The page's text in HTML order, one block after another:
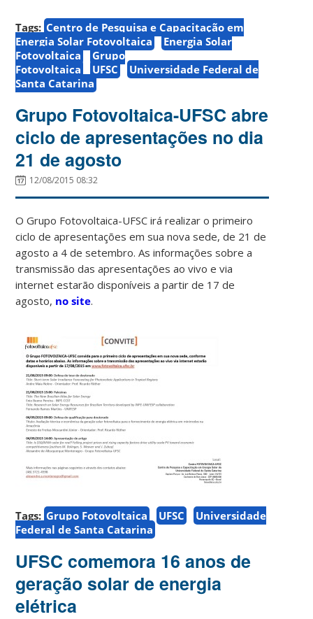
Tags: Centro de Pesquisa e Capacitação em
Energia Solar Fotovoltaica
Energia Solar
Fotovoltaica
Grupo
Fotovoltaica
UFSC
Universidade Federal de
Santa Catarina
Grupo Fotovoltaica-UFSC abre
ciclo de apresentações no dia
21 de agosto
12/08/2015 08:32
O Grupo Fotovoltaica-UFSC irá realizar o primeiro
ciclo de apresentações em sua nova sede, de 21 de
agosto a 4 de setembro. As informações sobre a
transmissão das apresentações ao vivo e via
internet estarão disponíveis a partir de 17 de
agosto, no site.
Tags: Grupo Fotovoltaica UFSC
Universidade
Federal de Santa Catarina
UFSC comemora 16 anos de
geração solar de energia
elétrica